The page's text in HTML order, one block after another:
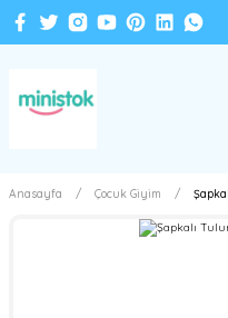
Anasayfa Çocuk Giyim